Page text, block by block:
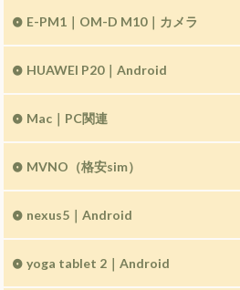
E-PM1｜OM-D M10｜カメラ
HUAWEI P20｜Android
Mac｜PC関連
MVNO（格安sim）
nexus5｜Android
yoga tablet 2｜Android